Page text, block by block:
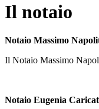
Il notaio
Notaio Massimo
Il Notaio Massimo
Notaio Eugenia